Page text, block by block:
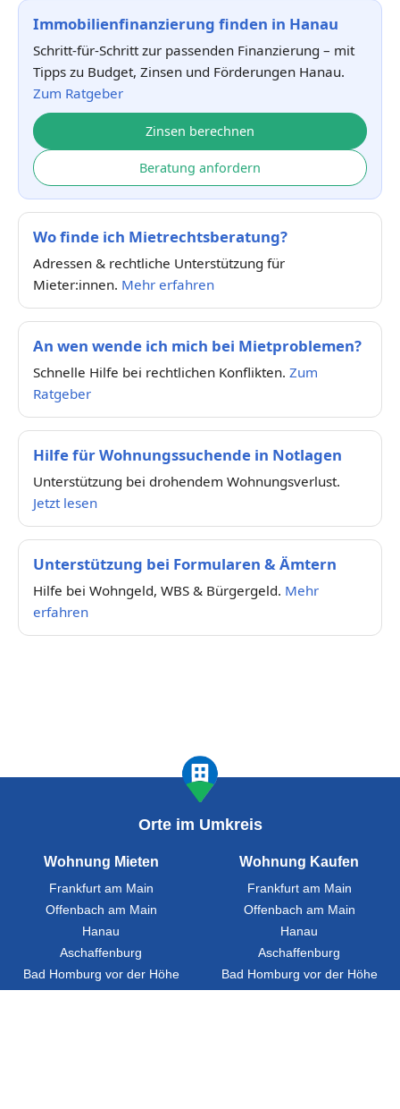
Immobilienfinanzierung finden in Hanau
Schritt-für-Schritt zur passenden Finanzierung – mit
Tipps zu Budget, Zinsen und Förderungen Hanau.
Zum Ratgeber
Zinsen berechnen
Beratung anfordern
Wo finde ich Mietrechtsberatung?
Adressen & rechtliche Unterstützung für
Mieter:innen. Mehr erfahren
An wen wende ich mich bei Mietproblemen?
Schnelle Hilfe bei rechtlichen Konflikten. Zum
Ratgeber
Hilfe für Wohnungssuchende in Notlagen
Unterstützung bei drohendem Wohnungsverlust.
Jetzt lesen
Unterstützung bei Formularen & Ämtern
Hilfe bei Wohngeld, WBS & Bürgergeld. Mehr
erfahren
Orte im Umkreis
Wohnung Mieten
Frankfurt am Main
Offenbach am Main
Hanau
Aschaffenburg
Bad Homburg vor der Höhe
Wohnung Kaufen
Frankfurt am Main
Offenbach am Main
Hanau
Aschaffenburg
Bad Homburg vor der Höhe